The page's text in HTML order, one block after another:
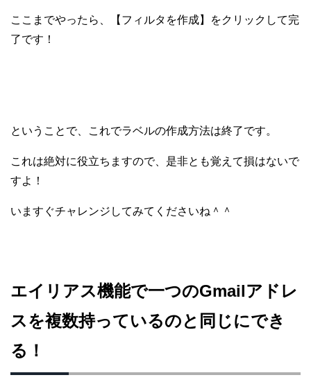
ここまでやったら、【フィルタを作成】をクリックして完
了です！
ということで、これでラベルの作成方法は終了です。
これは絶対に役立ちますので、是非とも覚えて損はないで
すよ！
いますぐチャレンジしてみてくださいね＾＾
エイリアス機能で一つのGmailアドレ
スを複数持っているのと同じにでき
る！